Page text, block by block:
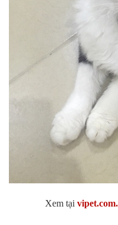
Xem tại